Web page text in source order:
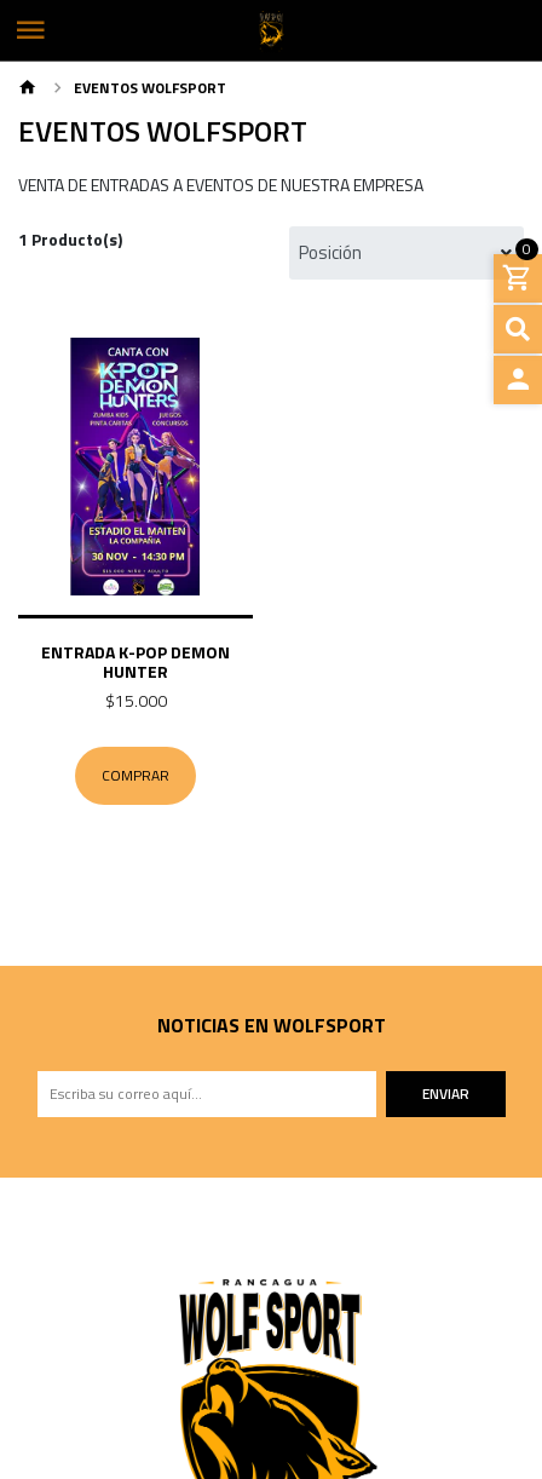
0
EVENTOS WOLFSPORT
EVENTOS WOLFSPORT
VENTA DE ENTRADAS A EVENTOS DE NUESTRA EMPRESA
1 Producto(s)
ENTRADA K-POP DEMON
HUNTER
$15.000
COMPRAR
NOTICIAS EN WOLFSPORT
ENVIAR